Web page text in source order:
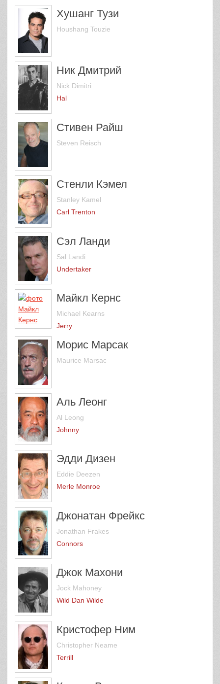
Хушанг Тузи
Houshang Touzie
Ник Дмитрий
Nick Dimitri
Hal
Стивен Райш
Steven Reisch
Стенли Кэмел
Stanley Kamel
Carl Trenton
Сэл Ланди
Sal Landi
Undertaker
Майкл Кернс
Michael Kearns
Jerry
Морис Марсак
Maurice Marsac
Аль Леонг
Al Leong
Johnny
Эдди Дизен
Eddie Deezen
Merle Monroe
Джонатан Фрейкс
Jonathan Frakes
Connors
Джок Махони
Jock Mahoney
Wild Dan Wilde
Кристофер Ним
Christopher Neame
Terrill